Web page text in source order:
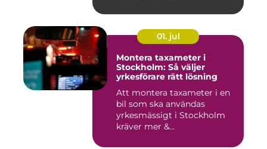
01. jul
Montera taxameter i
Stockholm: Så väljer
yrkesförare rätt lösning
Att montera taxameter i en
bil som ska användas
yrkesmässigt i Stockholm
kräver mer &...